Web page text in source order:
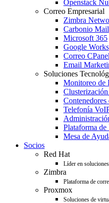
Openstack
Correo Empresarial
Zimbra
Carbonio Mail
Microsoft 365
Google
Correo CPanel
Email
Soluciones
Monitoreo de
Telefonía
Plataforma
Mesa de
Socios
Red Hat
Líder en
Zimbra
Plataforma de
Proxmox
Soluciones de